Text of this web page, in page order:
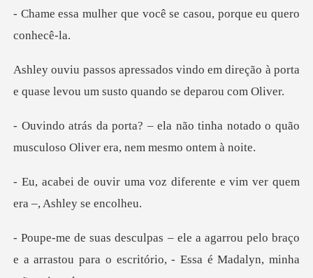
e você se casou, porqu
em direção à porta
e quase levou um
o tinha notado o quão
musculoso Ol
oz diferente e vim ver quem
u pelo braço
e a arrastou para o escritório